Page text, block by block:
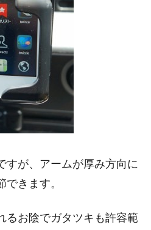
すが、アームが厚み方向に
きます。
るお陰でガタツキも許容範